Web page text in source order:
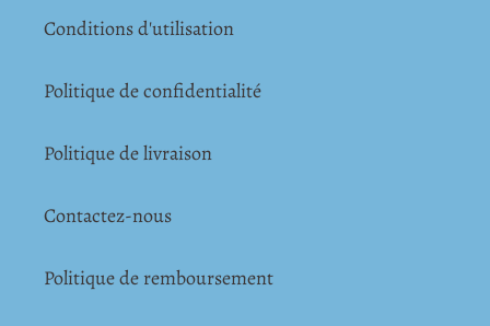
Conditions d'utilisation
Politique de confidentialité
Politique de livraison
Contactez-nous
Politique de remboursement